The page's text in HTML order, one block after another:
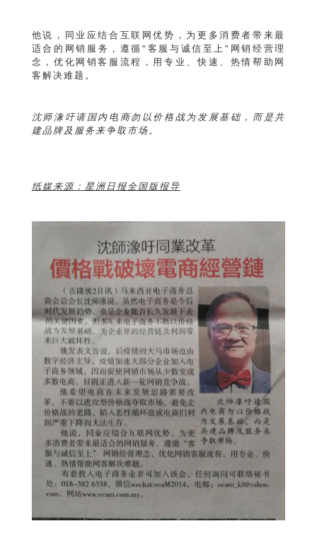
他说，同业应结合互联网优势，为更多消费者带来最
适合的网销服务，遵循“客服与诚信至上”网销经营理
念，优化网销客服流程，用专业、快速、热情帮助网
客解决难题。
沈师潒吁请国内电商勿以价格战为发展基础，而是共
建品牌及服务来争取市场。
纸媒来源：星洲日报全国版报导